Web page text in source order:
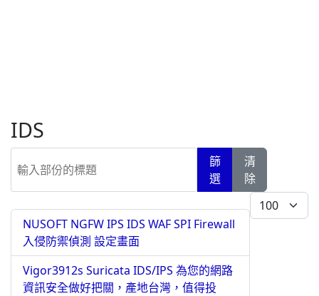
IDS
篩
選
清
除
每頁顯示條數
NUSOFT NGFW IPS IDS WAF SPI Firewall
入侵防禦偵測 設定畫面
Vigor3912s Suricata IDS/IPS 為您的網路
資訊安全做好把關，產地台灣，值得投